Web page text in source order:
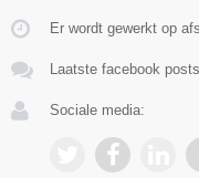
Er wordt gewerkt op
Laatste facebook posts
Sociale media: